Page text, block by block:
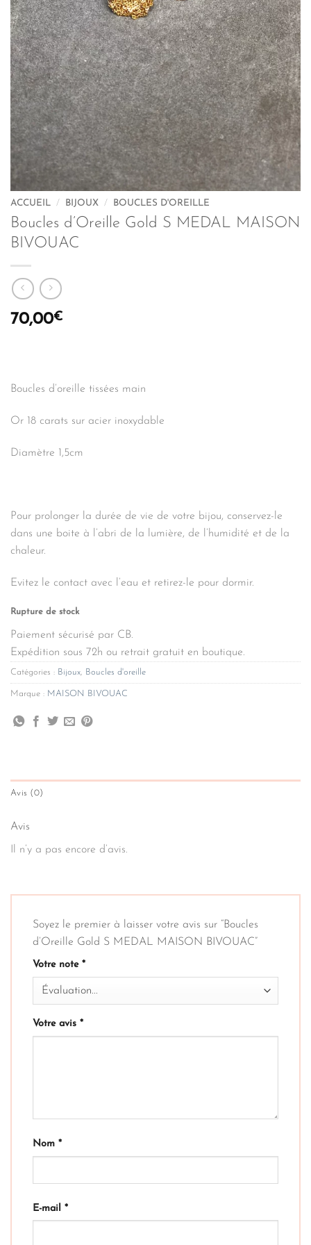
ACCUEIL / BIJOUX / BOUCLES D'OREILLE
Boucles d’Oreille Gold S MEDAL MAISON
BIVOUAC
70,00€
Boucles d’oreille tissées main
Or 18 carats sur acier inoxydable
Diamètre 1,5cm
Pour prolonger la durée de vie de votre bijou, conservez-le
dans une boite à l’abri de la lumière, de l’humidité et de la
chaleur.
Evitez le contact avec l’eau et retirez-le pour dormir.
Rupture de stock
Paiement sécurisé par CB.
Expédition sous 72h ou retrait gratuit en boutique.
Catégories : Bijoux, Boucles d'oreille
Marque : MAISON BIVOUAC
Avis (0)
Avis
Il n’y a pas encore d’avis.
Soyez le premier à laisser votre avis sur “Boucles
d’Oreille Gold S MEDAL MAISON BIVOUAC”
Votre note *
Votre avis *
Nom *
E-mail *